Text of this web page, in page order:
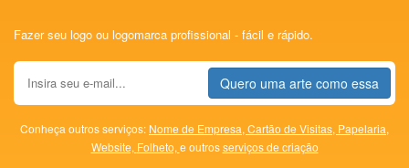
Fazer seu logo ou logomarca profissional - fácil e rápido.
Quero uma arte como essa
Conheça outros serviços: Nome de Empresa, Cartão de Visitas, Papelaria,
Website, Folheto, e outrosserviços de criação